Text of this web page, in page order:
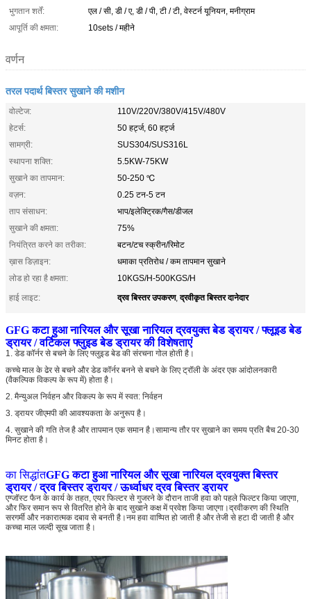
भुगतान शर्तें:
एल / सी, डी / ए, डी / पी, टी / टी, वेस्टर्न यूनियन, मनीग्राम
आपूर्ति की क्षमता:
10sets / महीने
वर्णन
तरल पदार्थ बिस्तर सुखाने की मशीन
वोल्टेज:
110V/220V/380V/415V/480V
हेटर्स:
50 हर्ट्ज, 60 हर्ट्ज
सामग्री:
SUS304/SUS316L
स्थापना शक्ति:
5.5KW-75KW
सुखाने का तापमान:
50-250 ℃
वज़न:
0.25 टन-5 टन
ताप संसाधन:
भाप/इलेक्ट्रिक/गैस/डीजल
सुखाने की क्षमता:
75%
नियंत्रित करने का तरीका:
बटन/टच स्क्रीन/रिमोट
ख़ास डिज़ाइन:
धमाका प्रतिरोध / कम तापमान सुखाने
लोड हो रहा है क्षमता:
10KGS/H-500KGS/H
हाई लाइट:
द्रव बिस्तर उपकरण,द्रवीकृत बिस्तर दानेदार
GFG कटा हुआ नारियल और सूखा नारियल द्रवयुक्त बेड ड्रायर / फ्लूइड बेड
ड्रायर / वर्टिकल फ्लुइड बेड ड्रायर की विशेषताएं
1. डेड कॉर्नर से बचने के लिए फ्लुइड बेड की संरचना गोल होती है।
कच्चे माल के ढेर से बचने और डेड कॉर्नर बनने से बचने के लिए ट्रॉली के अंदर एक आंदोलनकारी
(वैकल्पिक विकल्प के रूप में) होता है।
2. मैन्युअल निर्वहन और विकल्प के रूप में स्वत: निर्वहन
3. ड्रायर जीएमपी की आवश्यकता के अनुरूप है।
4. सुखाने की गति तेज है और तापमान एक समान है।सामान्य तौर पर सुखाने का समय प्रति बैच 20-30
मिनट होता है।
का सिद्धांतGFG कटा हुआ नारियल और सूखा नारियल द्रवयुक्त बिस्तर
ड्रायर / द्रव बिस्तर ड्रायर / ऊर्ध्वाधर द्रव बिस्तर ड्रायर
एग्जॉस्ट फैन के कार्य के तहत, एयर फिल्टर से गुजरने के दौरान ताजी हवा को पहले फिल्टर किया जाएगा,
और फिर समान रूप से वितरित होने के बाद सुखाने कक्ष में प्रवेश किया जाएगा।द्रवीकरण की स्थिति
सरगर्मी और नकारात्मक दबाव से बनती है।नम हवा वाष्पित हो जाती है और तेजी से हटा दी जाती है और
कच्चा माल जल्दी सूख जाता है।